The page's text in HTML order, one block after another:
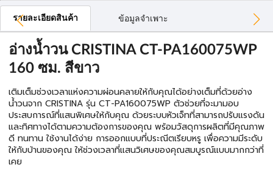
รายละเอียดสินค้า ข้อมูลจำเพาะ
อ่างน้ำวน CRISTINA CT-PA160075WP
160 ซม. สีขาว
เติมเต็มช่วงเวลาแห่งความผ่อนคลายให้กับคุณได้อย่างเต็มที่ด้วยอ่าง
น้ำวนจาก CRISTINA รุ่น CT-PA160075WP ตัวช่วยที่จะมามอบ
ประสบการณ์ที่แสนพิเศษให้กับคุณ ด้วยระบบหัวเจ็ทที่สามารถปรับแรงดัน
และทิศทางได้ตามความต้องการของคุณ พร้อมวัสดุการผลิตที่มีคุณภาพ
ดี ทนทาน ใช้งานได้ง่าย การออกแบบที่ประณีตเรียบหรู เพื่อความมีระดับ
ให้กับบ้านของคุณ ให้ช่วงเวลาที่แสนวิเศษของคุณสมบูรณ์แบบมากกว่าที่
เคย